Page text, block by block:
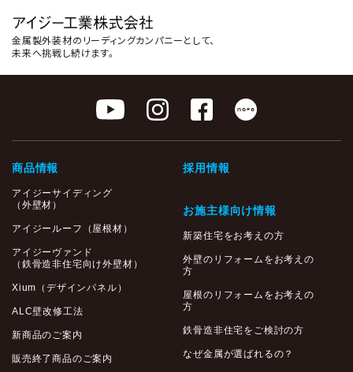
金属製外装材のリーディングカンパニーとして、
未来へ挑戦し続けます。
商品情報
アイジーサイディング
（外壁材）
アイジールーフ（屋根材）
アイジーヴァンド
（鉄骨造非住宅向け外壁材）
Xium（デザインパネル）
ALC壁改修工法
新商品のご案内
販売終了商品のご案内
採用情報
お施主様向け情報
新築住宅をお考えの方
外壁のリフォームをお考えの
方
屋根のリフォームをお考えの
方
鉄骨造非住宅をご検討の方
なぜ金属が選ばれるの？